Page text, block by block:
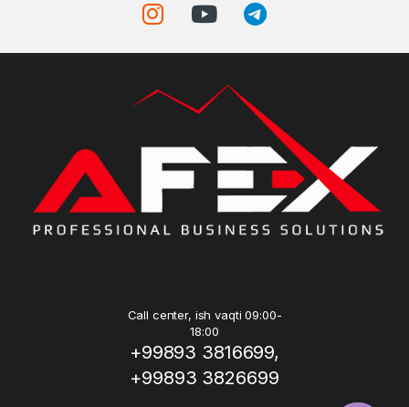
Call center, ish vaqti 09:00-
18:00
+99893 3816699,
+99893 3826699